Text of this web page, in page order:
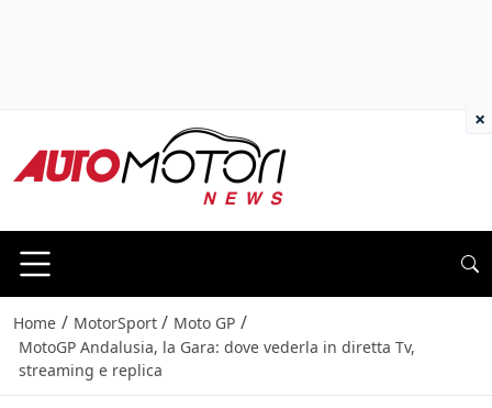
Home / MotorSport / Moto GP /
MotoGP Andalusia, la Gara: dove vederla in diretta Tv,
streaming e replica
×